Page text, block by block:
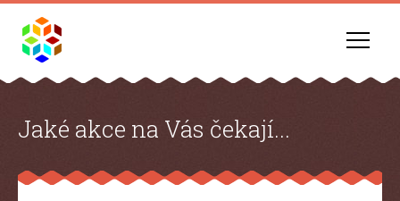
Jaké akce na Vás čekají...